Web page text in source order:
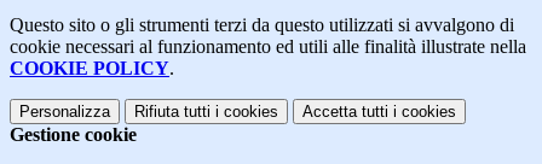
Questo sito o gli strumenti terzi da questo utilizzati si avvalgono di
cookie necessari al funzionamento ed utili alle finalità illustrate nella
COOKIE POLICY.
Personalizza Rifiuta tutti i cookies Accetta tutti i cookies
Gestione cookie